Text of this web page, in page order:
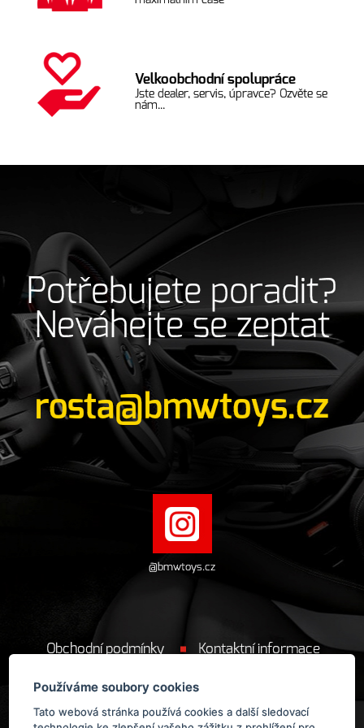
Používáme soubory cookies
Tato webová stránka používá cookies a další sledovací
Velkoobchodní spolupráce
Jste dealer, servis, úpravce? Ozvěte se
nám...
Potřebujete poradit?
Neváhejte se zeptat
rosta@bmwtoys.cz
@bmwtoys.cz
Obchodní podmínky Kontaktní informace
Cookie